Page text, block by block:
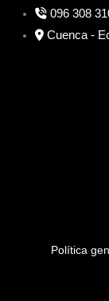
096 308
Cuenca -
Política